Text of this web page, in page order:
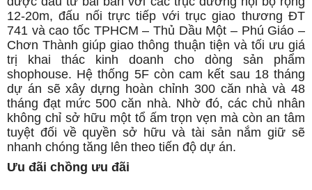
12-20m, đấu nối trực tiếp với trục giao thương ĐT
741 và cao tốc TPHCM – Thủ Dầu Một – Phú Giáo –
Chơn Thành giúp giao thông thuận tiện và tối ưu giá
trị khai thác kinh doanh cho dòng sản phẩm
shophouse. Hệ thống 5F còn cam kết sau 18 tháng
dự án sẽ xây dựng hoàn chỉnh 300 căn nhà và 48
tháng đạt mức 500 căn nhà. Nhờ đó, các chủ nhân
không chỉ sở hữu một tổ ấm trọn vẹn mà còn an tâm
tuyệt đối về quyền sở hữu và tài sản nắm giữ sẽ
nhanh chóng tăng lên theo tiến độ dự án.
Ưu đãi chồng ưu đãi